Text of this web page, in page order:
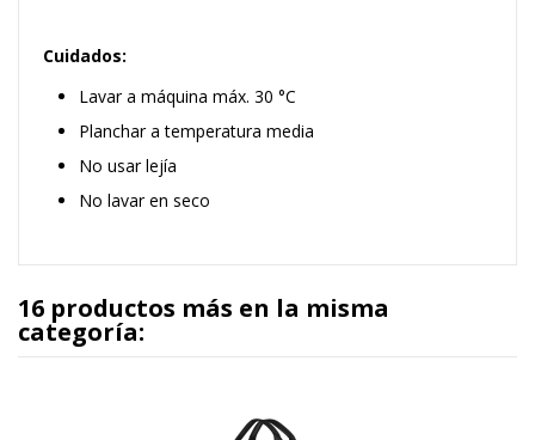
Cuidados:
Lavar a máquina máx. 30 °C
Planchar a temperatura media
No usar lejía
No lavar en seco
16 productos más en la misma
categoría: